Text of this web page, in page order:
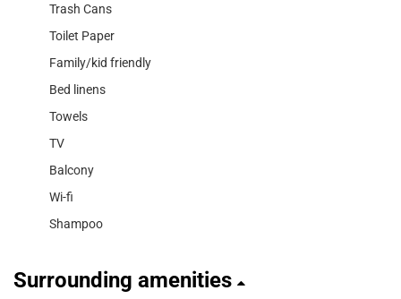
Trash Cans
Toilet Paper
Family/kid friendly
Bed linens
Towels
TV
Balcony
Wi-fi
Shampoo
Surrounding amenities